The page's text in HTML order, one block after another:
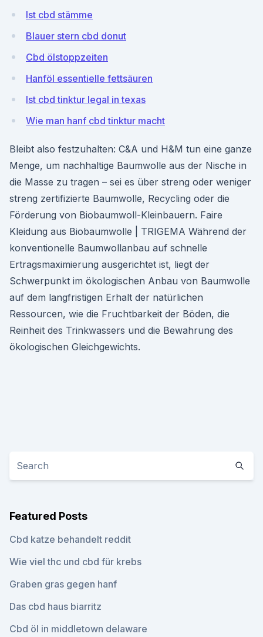
Ist cbd stämme
Blauer stern cbd donut
Cbd ölstoppzeiten
Hanföl essentielle fettsäuren
Ist cbd tinktur legal in texas
Wie man hanf cbd tinktur macht
Bleibt also festzuhalten: C&A und H&M tun eine ganze
Menge, um nachhaltige Baumwolle aus der Nische in
die Masse zu tragen – sei es über streng oder weniger
streng zertifizierte Baumwolle, Recycling oder die
Förderung von Biobaumwoll-Kleinbauern. Faire
Kleidung aus Biobaumwolle | TRIGEMA Während der
konventionelle Baumwollanbau auf schnelle
Ertragsmaximierung ausgerichtet ist, liegt der
Schwerpunkt im ökologischen Anbau von Baumwolle
auf dem langfristigen Erhalt der natürlichen
Ressourcen, wie die Fruchtbarkeit der Böden, die
Reinheit des Trinkwassers und die Bewahrung des
ökologischen Gleichgewichts.
Featured Posts
Cbd katze behandelt reddit
Wie viel thc und cbd für krebs
Graben gras gegen hanf
Das cbd haus biarritz
Cbd öl in middletown delaware